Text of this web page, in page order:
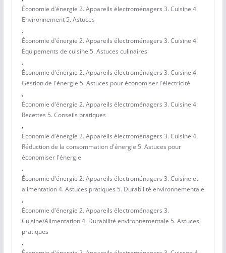
Économie d'énergie 2. Appareils électroménagers 3. Cuisine 4.
Environnement 5. Astuces
,
Économie d'énergie 2. Appareils électroménagers 3. Cuisine 4.
Équipements de cuisine 5. Astuces culinaires
,
Économie d'énergie 2. Appareils électroménagers 3. Cuisine 4.
Gestion de l'énergie 5. Astuces pour économiser l'électricité
,
Économie d'énergie 2. Appareils électroménagers 3. Cuisine 4.
Recettes 5. Conseils pratiques
,
Économie d'énergie 2. Appareils électroménagers 3. Cuisine 4.
Réduction de la consommation d'énergie 5. Astuces pour
économiser l'énergie
,
Économie d'énergie 2. Appareils électroménagers 3. Cuisine et
alimentation 4. Astuces pratiques 5. Durabilité environnementale
,
Économie d'énergie 2. Appareils électroménagers 3.
Cuisine/Alimentation 4. Durabilité environnementale 5. Astuces
pratiques
,